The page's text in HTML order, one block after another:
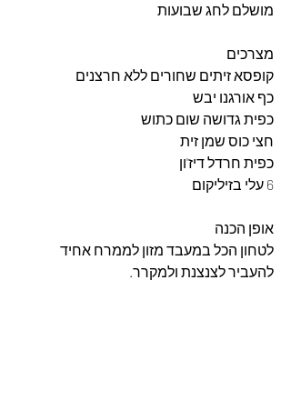
מושלם לחג שבועות
מצרכים
קופסא זיתים שחורים ללא חרצנים
כף אורגנו יבש
כפית גדושה שום כתוש
חצי כוס שמן זית
כפית חרדל דיז'ון
6 עלי בזיליקום
אופן הכנה
לטחון הכל במעבד מזון לממרח אחיד
להעביר לצנצנת ולמקרר.